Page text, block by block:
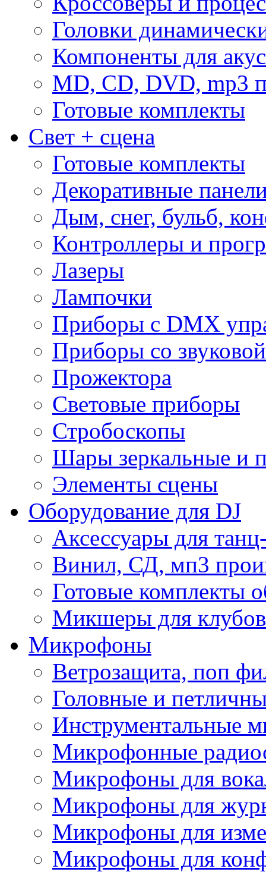
Головки
Компоненты для
MD, CD, DVD, mp3
Готовые комплекты
Свет + сцена
Готовые комплекты
Декоративные
Дым, снег, бульб,
Контроллеры и
Лазеры
Лампочки
Приборы с DMX
Приборы со
Прожектора
Световые приборы
Стробоскопы
Шары зеркальные и
Элементы сцены
Оборудование для DJ
Аксессуары для
Винил, СД, мп3
Готовые комплекты
Микшеры для клубов
Микрофоны
Ветрозащита, поп
Головные и
Инструментальные
Микрофонные
Микрофоны для
Микрофоны для
Микрофоны для
Микрофоны для